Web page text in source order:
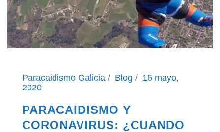
Paracaidismo Galicia Blog
16 mayo,
2020
PARACAIDISMO Y
CORONAVIRUS: ¿CUANDO